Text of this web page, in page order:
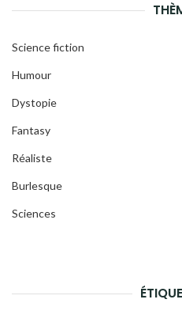
Science fiction
Humour
Dystopie
Fantasy
Réaliste
Burlesque
Sciences